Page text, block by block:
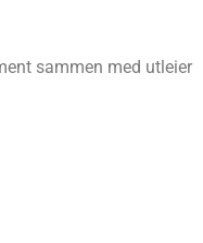
sam­men med utlei­er